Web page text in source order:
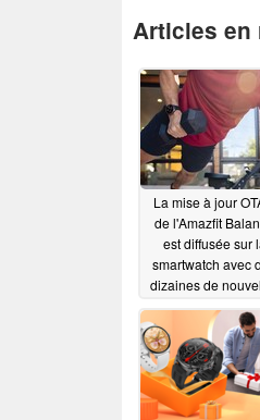
Articles en
La mise à jour
de l'Amazfit
est diffusée sur
smartwatch avec
dizaines de
d'améliorations
12/05/2024